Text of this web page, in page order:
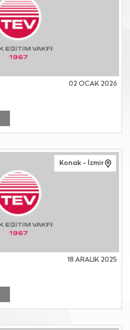
02 OCAK 2026
Konak - İzmir
18 ARALIK 2025